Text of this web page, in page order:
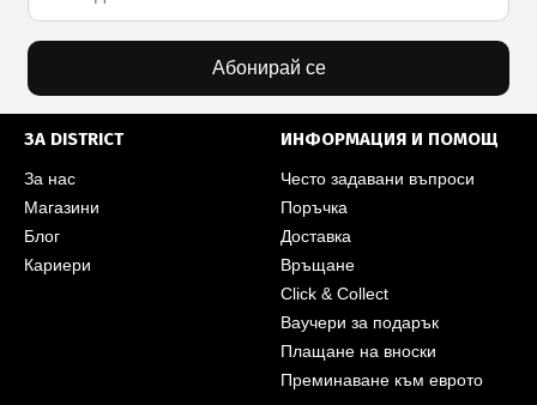
Абонирай се
ЗА DISTRICT
За нас
Магазини
Блог
Кариери
ИНФОРМАЦИЯ И ПОМОЩ
Често задавани въпроси
Поръчка
Доставка
Връщане
Click & Collect
Ваучери за подарък
Плащане на вноски
Преминаване към еврото